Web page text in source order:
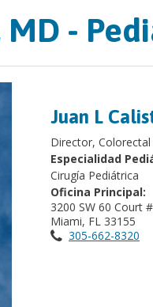
-
Juan L
Director,
Especialidad
Cirugía Pediátrica
Oficina Principal:
3200 SW 60 Court
Miami, FL 33155
305-662-8320